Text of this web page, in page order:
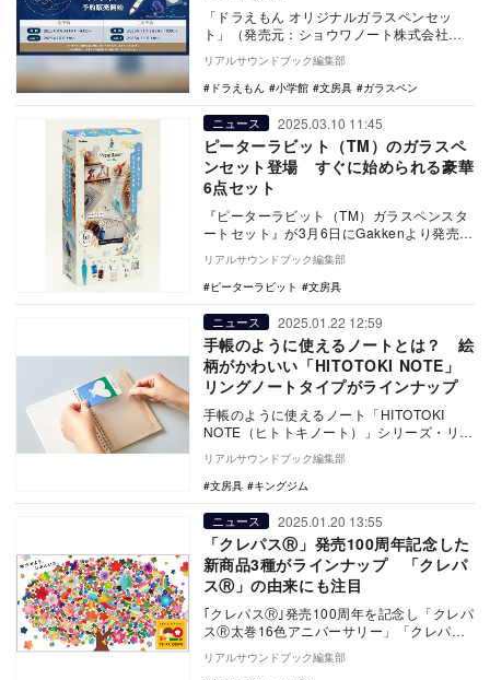
「ドラえもん オリジナルガラスペンセッ
ト」（発売元：ショウワノート株式会社、
販売元：株式会社エヌ・ビー・シー）が、
ドラえもんの誕…
リアルサウンドブック編集部
ドラえもん
小学館 文房具 ガラスペン
ニュース 2025.03.10 11:45
ピーターラビット（TM）のガラスペ
ンセット登場 すぐに始められる豪華
6点セット
『ピーターラビット（TM）ガラスペンスタ
ートセット』が3月6日にGakkenより発売さ
れた。 世界中で愛されている大人気…
リアルサウンドブック編集部
ピーターラビット
文房具
ニュース 2025.01.22 12:59
手帳のように使えるノートとは？ 絵
柄がかわいい「HITOTOKI NOTE」
リングノートタイプがラインナップ
手帳のように使えるノート「HITOTOKI
NOTE（ヒトトキノート）」シリーズ・リン
グノートタイプが2月27日に文房具ブラン
ド…
リアルサウンドブック編集部
文房具
キングジム
ニュース 2025.01.20 13:55
「クレパスⓇ」発売100周年記念した
新商品3種がラインナップ 「クレパ
スⓇ」の由来にも注目
｢クレパスⓇ｣発売100周年を記念し「クレパ
スⓇ太巻16色アニバーサリー」「クレパス
Ⓡ太巻50色」「水でおとせる はじめてのふ
と…
リアルサウンドブック編集部